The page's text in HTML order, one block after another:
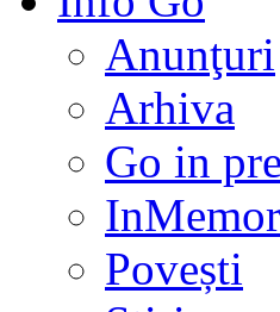
Anunţuri
Arhiva
Go in
Povești